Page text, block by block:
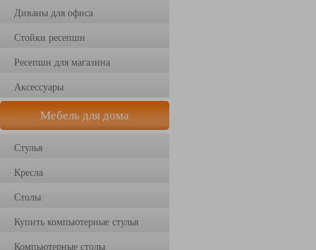
Диваны для офиса
Стойки ресепшн
Ресепшн для магазина
Аксессуары
Мебель для дома
Стулья
Кресла
Столы
Купить компьютерные стулья
Компьютерные столы